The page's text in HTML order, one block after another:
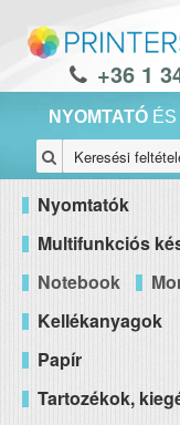
+36 1
NYOMTATÓ ÉS
Nyomtatók
Multifunkciós
Notebook
Kellékanyagok
Papír
Tartozékok,